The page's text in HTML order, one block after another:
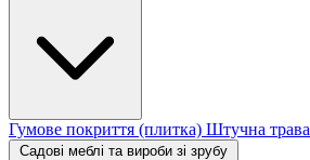
Гумове покриття (плитка) Штучна трава
Садові меблі та вироби зі зрубу